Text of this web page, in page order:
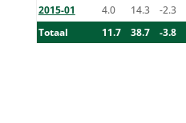
2015-01
4.0 14.3 -2.3
Totaal
11.7 38.7 -3.8